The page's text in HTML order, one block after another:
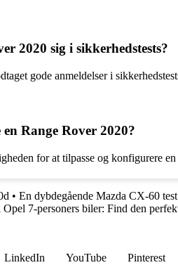
2020 sig i sikkerhedstests?
gode anmeldelser i
Range Rover 2020?
for at tilpasse og konfigurere
• En dybdegående Mazda CX-60 test
7-personers biler: Find den
LinkedIn YouTube Pinterest